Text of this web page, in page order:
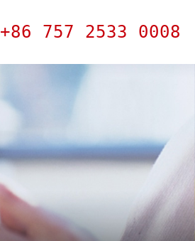
+86 757 2533 0008